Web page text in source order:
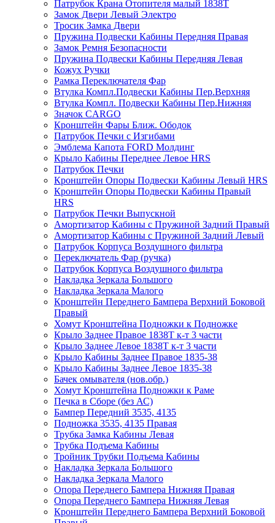
Патрубок Крана Отопителя малый 1838Т
Замок Двери Левый Электро
Тросик Замка Двери
Пружина Подвески Кабины Передняя Правая
Замок Ремня Безопасности
Пружина Подвески Кабины Передняя Левая
Кожух Ручки
Рамка Переключателя Фар
Втулка Компл.Подвески Кабины Пер.Верхняя
Втулка Компл. Подвески Кабины Пер.Нижняя
Значок CARGO
Кронштейн Фары Ближ. Ободок
Патрубок Печки с Изгибами
Эмблема Капота FORD Молдинг
Крыло Кабины Переднее Левое HRS
Патрубок Печки
Кронштейн Опоры Подвески Кабины Левый HRS
Кронштейн Опоры Подвески Кабины Правый
HRS
Патрубок Печки Выпускной
Амортизатор Кабины с Пружиной Задний Правый
Амортизатор Кабины с Пружиной Задний Левый
Патрубок Корпуса Воздушного фильтра
Переключатель Фар (ручка)
Патрубок Корпуса Воздушного фильтра
Накладка Зеркала Большого
Накладка Зеркала Малого
Кронштейн Переднего Бампера Верхний Боковой
Правый
Хомут Кронштейна Подножки к Подножке
Крыло Заднее Правое 1838Т к-т 3 части
Крыло Заднее Левое 1838Т к-т 3 части
Крыло Кабины Заднее Правое 1835-38
Крыло Кабины Заднее Левое 1835-38
Бачек омывателя (нов.обр.)
Хомут Кронштейна Подножки к Раме
Печка в Сборе (без АС)
Бампер Передний 3535, 4135
Подножка 3535, 4135 Правая
Трубка Замка Кабины Левая
Трубка Подъема Кабины
Тройник Трубки Подъема Кабины
Накладка Зеркала Большого
Накладка Зеркала Малого
Опора Переднего Бампера Нижняя Правая
Опора Переднего Бампера Нижняя Левая
Кронштейн Переднего Бампера Верхний Боковой